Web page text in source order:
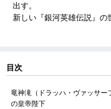
出す。
新しい『銀河英雄伝説』の
目次
竜神滝（ドラッハ・ヴァッサー
の皇帝陛下